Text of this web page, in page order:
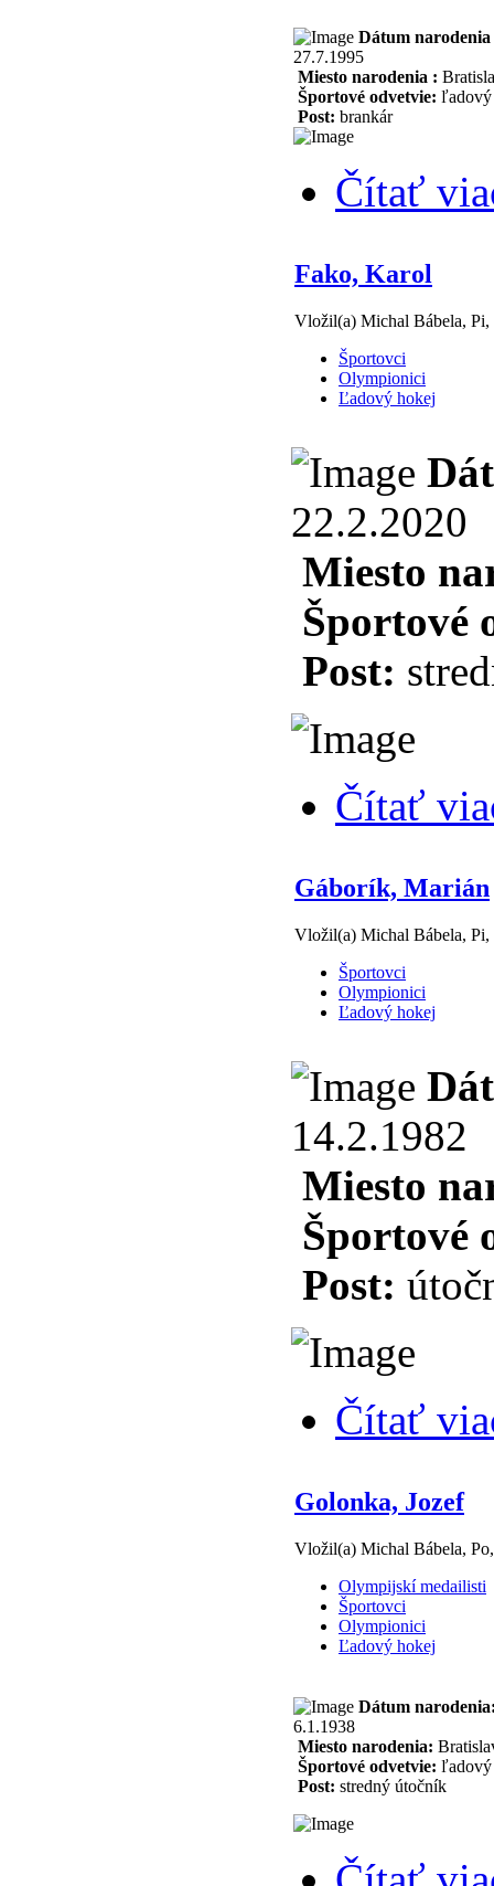
Dátum narodenia
27.7.1995
Miesto narodenia :
Športové odvetvie: ľadový
Post: brankár
Čítať
Fako, Karol
Vložil(a) Michal Bábela, Pi,
Športovci
Olympionici
Ľadový hokej
22.2.2020
Miesto
Športové
Post:
Čítať
Gáborík, Marián
Vložil(a) Michal Bábela, Pi,
Športovci
Olympionici
Ľadový hokej
14.2.1982
Miesto
Športové
Post:
Čítať
Golonka, Jozef
Vložil(a) Michal Bábela,
Olympijskí medailisti
Športovci
Olympionici
Ľadový hokej
Dátum
6.1.1938
Miesto narodenia:
Športové odvetvie: ľadový
Post: stredný útočník